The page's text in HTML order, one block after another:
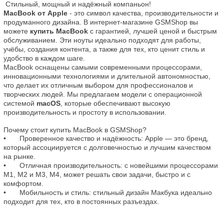
MacBook от Apple - это символ качества, производительности и
продуманного дизайна. В интернет-магазине GSMShop вы
можете купить MacBook с гарантией, лучшей ценой и быстрым
обслуживанием. Эти ноуты идеально подходят для работы,
учёбы, создания контента, а также для тех, кто ценит стиль и
удобство в каждом шаге.
MacBook оснащены самыми современными процессорами,
инновационными технологиями и длительной автономностью,
что делает их отличным выбором для профессионалов и
творческих людей. Мы предлагаем модели с операционной
системой macOS , которые обеспечивают высокую
производительность и простоту в использовании.
Почему стоит купить MacBook в GSMShop?
•	Проверенное качество и надёжность: Apple — это бренд,
который ассоциируется с долговечностью и лучшим качеством
на рынке.
•	Отличная производительность: с новейшими процессорами
M1, M2 и M3, M4, может решать свои задачи, быстро и с
комфортом.
•	Мобильность и стиль: стильный дизайн Макбука идеально
подходит для тех, кто в постоянных разъездах.